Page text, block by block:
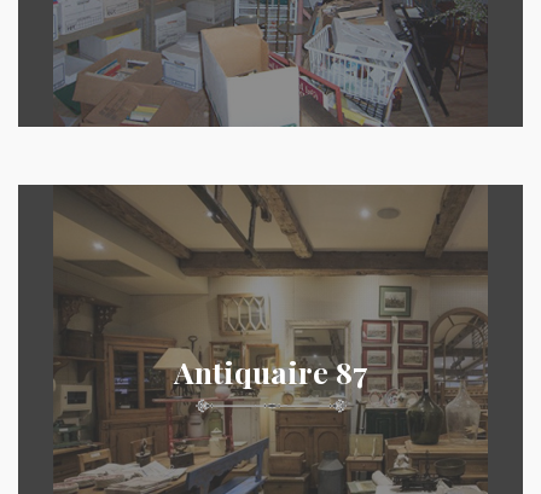
Antiquaire 87